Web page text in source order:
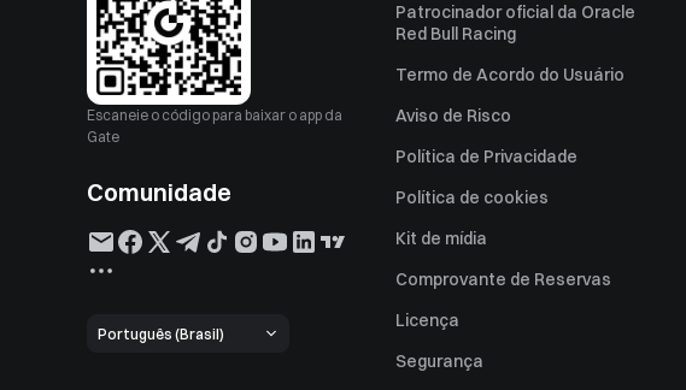
Escaneie o código para baixar o app da
Gate
Comunidade
Português (Brasil)
Patrocinador oficial da Oracle
Red Bull Racing
Termo de Acordo do Usuário
Aviso de Risco
Política de Privacidade
Política de cookies
Kit de mídia
Comprovante de Reservas
Licença
Segurança